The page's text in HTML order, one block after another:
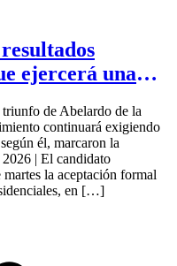
ejercerá una
de Abelardo de la
continuará exigiendo
él, marcaron la
| El candidato
la aceptación formal
en […]